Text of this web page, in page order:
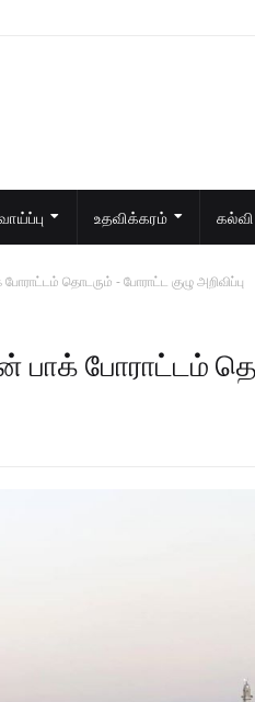
உதவிக்கரம் கல்வி
தொடரும் - போராட்ட குழு அறிவிப்பு
பாக் போராட்டம்